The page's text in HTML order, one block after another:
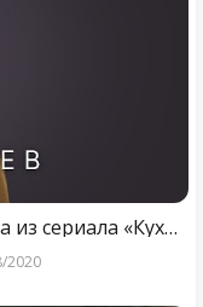
Марк Богатырёв — причины ухода из сериала «Кухня», депрессия и свадьба с Татьяной Арнтгольц
2020